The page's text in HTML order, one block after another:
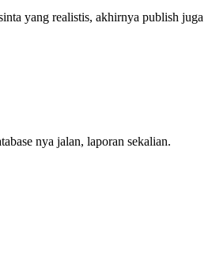
yang realistis, akhirnya publish juga
nya jalan, laporan sekalian.